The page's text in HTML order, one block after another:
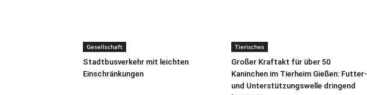
Gesellschaft
Stadtbusverkehr mit leichten
Einschränkungen
Tierisches
Großer Kraftakt für über 50
Kaninchen im Tierheim Gießen: Futter-
und Unterstützungswelle dringend